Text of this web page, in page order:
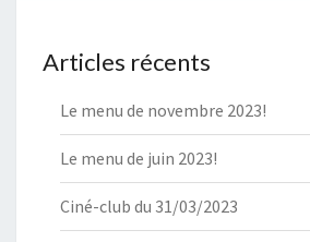
Articles récents
Le menu de novembre 2023!
Le menu de juin 2023!
Ciné-club du 31/03/2023